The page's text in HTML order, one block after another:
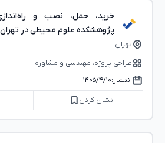
خرید، حمل، نصب و
پژوهشکده علوم محیطی در تهران
تهران
طراحی پروژه، مهندسی و مشاوره
انتشار:۱۴۰۵/۴/۱۰
نشان کردن